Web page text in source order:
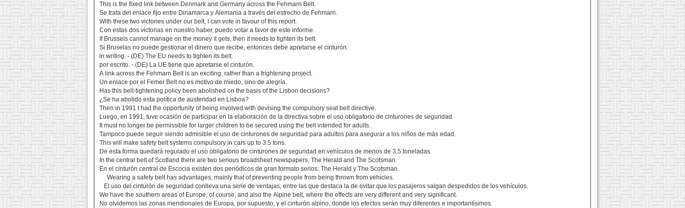
This is the fixed link between Denmark and Germany across the Fehmarn Belt.
Se trata del enlace fijo entre Dinamarca y Alemania a través del estrecho de Fehmarn.
With these two victories under our belt, I can vote in favour of this report.
Con estas dos victorias en nuestro haber, puedo votar a favor de este informe.
If Brussels cannot manage on the money it gets, then it needs to tighten its belt.
Si Bruselas no puede gestionar el dinero que recibe, entonces debe apretarse el cinturón.
in writing. - (DE) The EU needs to tighten its belt.
por escrito. - (DE) La UE tiene que apretarse el cinturón.
A link across the Fehmarn Belt is an exciting, rather than a frightening project.
Un enlace por el Femer Belt no es motivo de miedo, sino de alegría.
Has this belt-tightening policy been abolished on the basis of the Lisbon decisions?
¿Se ha abolido esta política de austeridad en Lisboa?
Then in 1991 I had the opportunity of being involved with devising the compulsory seat belt directive.
Luego, en 1991, tuve ocasión de participar en la elaboración de la directiva sobre el uso obligatorio de cinturones de seguridad.
It must no longer be permissible for larger children to be secured using the belt intended for adults.
Tampoco puede seguir siendo admisible el uso de cinturones de seguridad para adultos para asegurar a los niños de más edad.
This will make safety belt systems compulsory in cars up to 3.5 tons.
De esta forma quedará regulado el uso obligatorio de cinturones de seguridad en vehículos de menos de 3,5 toneladas.
In the central belt of Scotland there are two serious broadsheet newspapers, The Herald and The Scotsman.
En el cinturón central de Escocia existen dos periódicos de gran formato serios: The Herald y The Scotsman.
. Wearing a safety belt has advantages, mainly that of preventing people from being thrown from vehicles.
El uso del cinturón de seguridad conlleva una serie de ventajas, entre las que destaca la de evitar que los pasajeros salgan despedidos de los vehículos.
We have the southern areas of Europe, of course, and also the Alpine belt, where the effects are very different and very significant.
No olvidemos las zonas meridionales de Europa, por supuesto, y el cinturón alpino, donde los efectos serán muy diferentes e importantísimos.